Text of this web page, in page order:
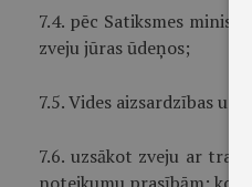
7.4. pēc Satiksmes
zveju jūras ūdeņos;
7.5. Vides aizsardzības
7.6. uzsākot zveju ar